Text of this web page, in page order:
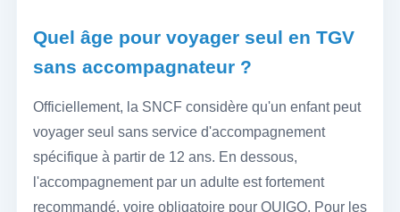
Quel âge pour voyager seul en TGV
sans accompagnateur ?
Officiellement, la SNCF considère qu'un enfant peut
voyager seul sans service d'accompagnement
spécifique à partir de 12 ans. En dessous,
l'accompagnement par un adulte est fortement
recommandé, voire obligatoire pour OUIGO. Pour les